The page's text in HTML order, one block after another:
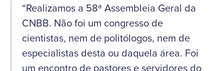
“Realizamos a 58ª Assembleia Geral da
CNBB. Não foi um congresso de
cientistas, nem de politólogos, nem de
especialistas desta ou daquela área. Foi
um encontro de pastores e servidores do